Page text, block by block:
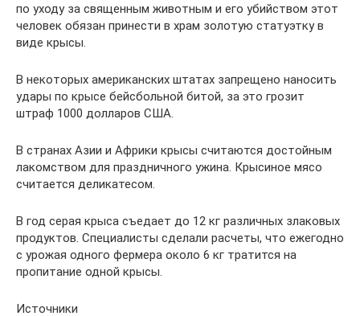
по уходу за священным животным и его убийством этот
человек обязан принести в храм золотую статуэтку в
виде крысы.
В некоторых американских штатах запрещено наносить
удары по крысе бейсбольной битой, за это грозит
штраф 1000 долларов США.
В странах Азии и Африки крысы считаются достойным
лакомством для праздничного ужина. Крысиное мясо
считается деликатесом.
В год серая крыса съедает до 12 кг различных злаковых
продуктов. Специалисты сделали расчеты, что ежегодно
с урожая одного фермера около 6 кг тратится на
пропитание одной крысы.
Источники